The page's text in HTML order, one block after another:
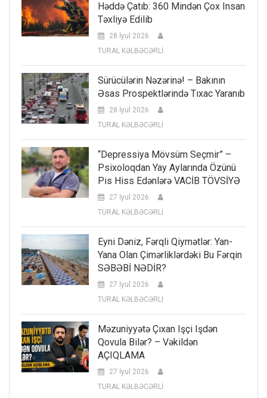
Həddə Çatıb: 360 Mindən Çox Insan
Təxliyə Edilib
28 İyul 2026
TURAL KƏLBƏCƏRLİ
Sürücülərin Nəzərinə! – Bakının
Əsas Prospektlərində Tıxac Yaranıb
28 İyul 2026
TURAL KƏLBƏCƏRLİ
“Depressiya Mövsüm Seçmir” –
Psixoloqdan Yay Aylarında Özünü
Pis Hiss Edənlərə VACİB TÖVSİYƏ
27 İyul 2026
TURAL KƏLBƏCƏRLİ
Eyni Dəniz, Fərqli Qiymətlər: Yan-
Yana Olan Çimərliklərdəki Bu Fərqin
SƏBƏBİ NƏDİR?
27 İyul 2026
TURAL KƏLBƏCƏRLİ
Məzuniyyətə Çıxan Işçi Işdən
Qovula Bilər? – Vəkildən
AÇIQLAMA
27 İyul 2026
TURAL KƏLBƏCƏRLİ